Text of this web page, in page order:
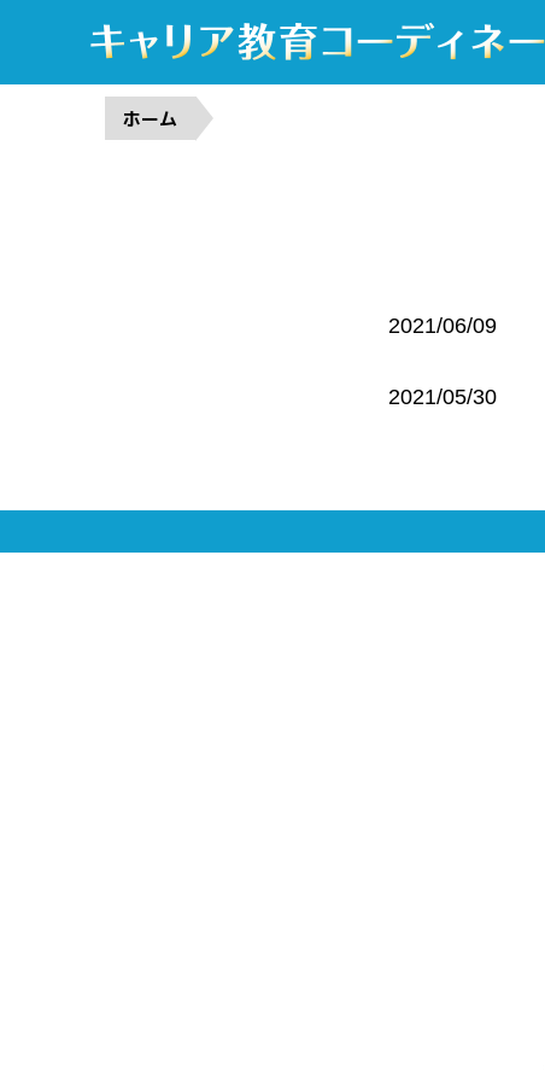
ホーム
2021/06/09
2021/05/30